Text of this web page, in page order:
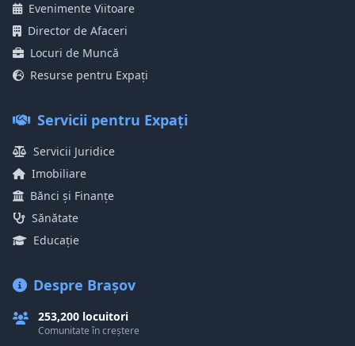
Evenimente Viitoare
Director de Afaceri
Locuri de Muncă
Resurse pentru Expați
Servicii pentru Expați
Servicii Juridice
Imobiliare
Bănci și Finanțe
Sănătate
Educație
Despre Brașov
253,200 locuitori
Comunitate în creștere